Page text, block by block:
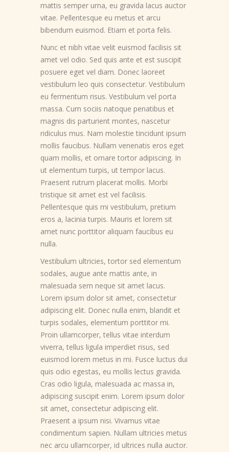
mattis semper urna, eu gravida lacus auctor
vitae. Pellentesque eu metus et arcu
bibendum euismod. Etiam et porta felis.
Nunc et nibh vitae velit euismod facilisis sit
amet vel odio. Sed quis ante et est suscipit
posuere eget vel diam. Donec laoreet
vestibulum leo quis consectetur. Vestibulum
eu fermentum risus. Vestibulum vel porta
massa. Cum sociis natoque penatibus et
magnis dis parturient montes, nascetur
ridiculus mus. Nam molestie tincidunt ipsum
mollis faucibus. Nullam venenatis eros eget
quam mollis, et ornare tortor adipiscing. In
ut elementum turpis, ut tempor lacus.
Praesent rutrum placerat mollis. Morbi
tristique sit amet est vel facilisis.
Pellentesque quis mi vestibulum, pretium
eros a, lacinia turpis. Mauris et lorem sit
amet nunc porttitor aliquam faucibus eu
nulla.
Vestibulum ultricies, tortor sed elementum
sodales, augue ante mattis ante, in
malesuada sem neque sit amet lacus.
Lorem ipsum dolor sit amet, consectetur
adipiscing elit. Donec nulla enim, blandit et
turpis sodales, elementum porttitor mi.
Proin ullamcorper, tellus vitae interdum
viverra, tellus ligula imperdiet risus, sed
euismod lorem metus in mi. Fusce luctus dui
quis odio egestas, eu mollis lectus gravida.
Cras odio ligula, malesuada ac massa in,
adipiscing suscipit enim. Lorem ipsum dolor
sit amet, consectetur adipiscing elit.
Praesent a ipsum nisi. Vivamus vitae
condimentum sapien. Nullam ultricies metus
nec arcu ullamcorper, id ultrices nulla auctor.